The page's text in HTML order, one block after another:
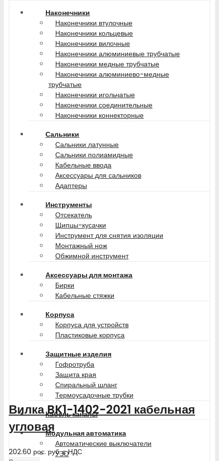
Наконечники
Наконечники втулочные
Наконечники кольцевые
Наконечники вилочные
Наконечники алюминиевые трубчатые
Наконечники медные трубчатые
Наконечники алюминиево-медные
трубчатые
Наконечники игольчатые
Наконечники соединительные
Наконечники коннекторные
Сальники
Сальники латунные
Сальники полиамидные
Кабельные ввода
Аксессуары для сальников
Адаптеры
Инструменты
Отсекатель
Щипцы-кусачки
Инструмент для снятия изоляции
Монтажный нож
Обжимной инструмент
Аксессуары для монтажа
Бирки
Кабельные стяжки
Корпуса
Корпуса для устройств
Пластиковые корпуса
Защитные изделия
Гофротруба
Защита края
Спиральный шланг
Термоусадочные трубки
Кабель каналы
Модульная автоматика
Автоматические выключатели
УЗО
Вилка BK1-1402-2021 кабельная
угловая
202.60 рос. руб.с НДС